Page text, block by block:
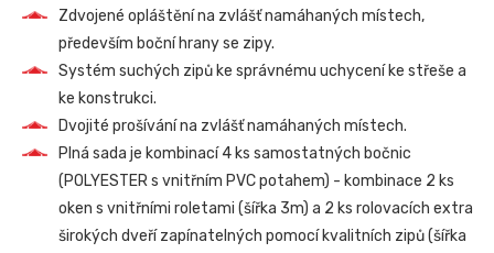
Zdvojené opláštění na zvlášť namáhaných místech,
především boční hrany se zipy.
Systém suchých zipů ke správnému uchycení ke střeše a
ke konstrukci.
Dvojité prošívání na zvlášť namáhaných místech.
Plná sada je kombinací 4 ks samostatných bočnic
(POLYESTER s vnitřním PVC potahem) - kombinace 2 ks
oken s vnitřními roletami (šířka 3m) a 2 ks rolovacích extra
širokých dveří zapínatelných pomocí kvalitních zipů (šířka